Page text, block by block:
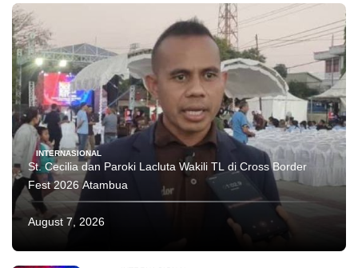
INTERNASIONAL
St. Cecilia dan Paroki Lacluta Wakili TL di Cross Border
August 7, 2026